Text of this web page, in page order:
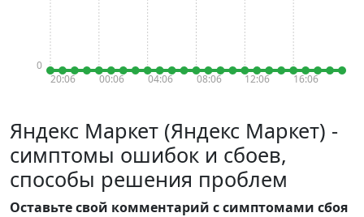
20:06 00:06 04:06 08:06 12:06 16:06
0
Яндекс Маркет (Яндекс Маркет) -
симптомы ошибок и сбоев,
способы решения проблем
Оставьте свой комментарий с симптомами сбоя